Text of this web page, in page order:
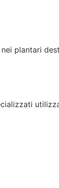
plantari